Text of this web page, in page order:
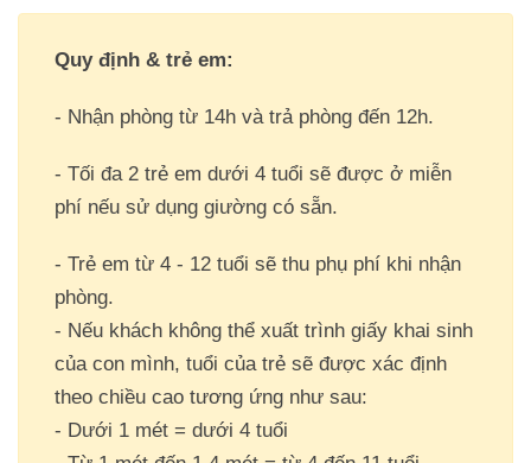
Quy định & trẻ em:
- Nhận phòng từ 14h và trả phòng đến 12h.
- Tối đa 2 trẻ em dưới 4 tuổi sẽ được ở miễn
phí nếu sử dụng giường có sẵn.
- Trẻ em từ 4 - 12 tuổi sẽ thu phụ phí khi nhận
phòng.
- Nếu khách không thể xuất trình giấy khai sinh
của con mình, tuổi của trẻ sẽ được xác định
theo chiều cao tương ứng như sau:
- Dưới 1 mét = dưới 4 tuổi